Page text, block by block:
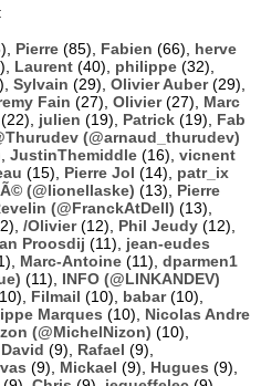
Pierre (85), Fabien (66), herve
Laurent (40), philippe (32),
Sylvain (29), Olivier Auber(29),
Fain (27), Olivier(27), Marc
(22), julien (19), Patrick (19), Fab
(@arnaud_thurudev)
JustinThemiddle (16), vicnent
(15), Pierre Jol (14), patr_ix
(@lionellaske) (13), Pierre
(@FranckAtDell) (13),
/Olivier(12), Phil Jeudy (12),
Proosdij (11), jean-eudes
Marc-Antoine (11), dparmen1
(11), INFO (@LINKANDEV)
Filmail (10), babar(10),
Marques (10), Nicolas Andre
(@MichelNizon) (10),
David (9), Rafael (9),
(9), Mickael (9), Hugues (9),